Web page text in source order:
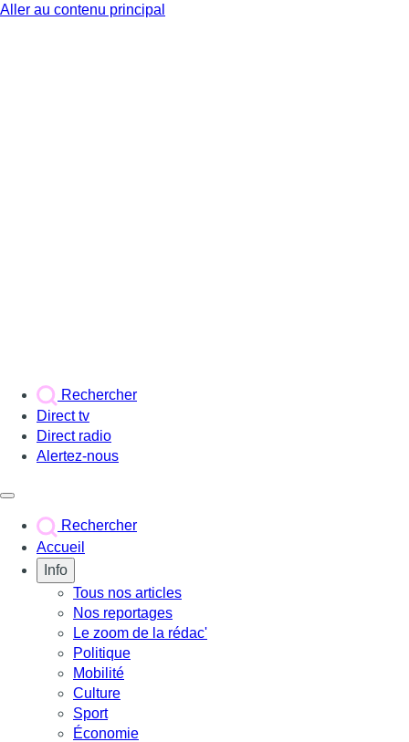
Aller au contenu principal
Rechercher
Direct tv
Direct radio
Alertez-nous
Rechercher
Accueil
Info
Tous nos articles
Nos reportages
Le zoom de la rédac'
Politique
Mobilité
Culture
Sport
Économie